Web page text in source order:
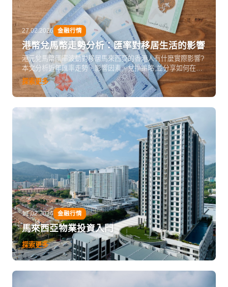
27.02.2026 金融行情
港幣兌馬幣走勢分析：匯率對移居生活的影響
港元兌馬幣匯率波動對移居馬來西亞的香港人有什麼實際影響?
本文分析近年匯率走勢、影響因素、兌換策略,並分享如何在匯
率變動中管理日常開支和儲蓄。
探索更多
17.02.2026 金融行情
馬來西亞物業投資入門
探索更多